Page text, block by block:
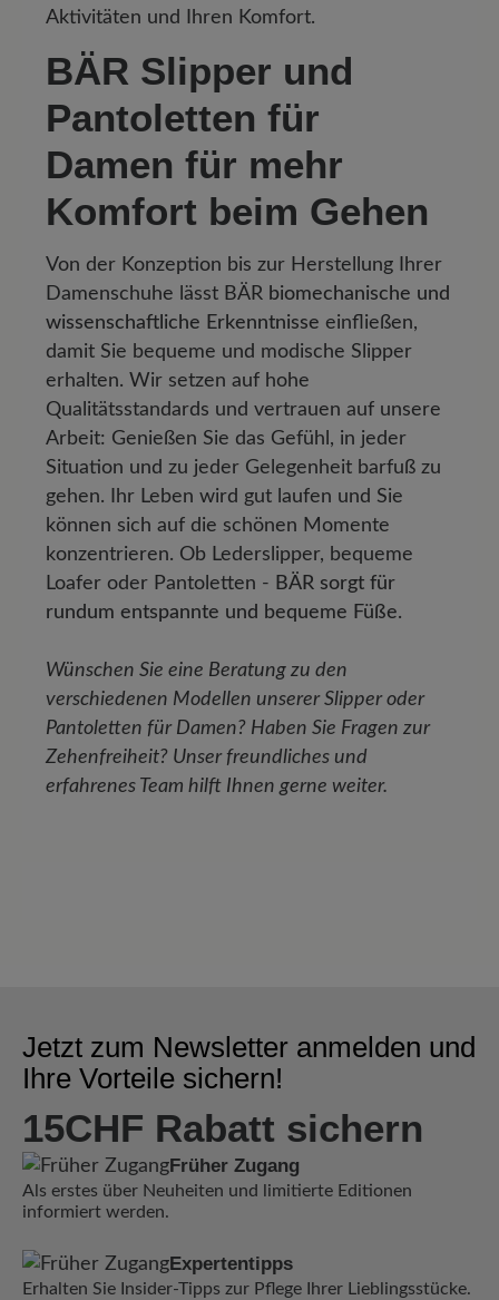
Aktivitäten und Ihren Komfort.
BÄR Slipper und
Pantoletten für
Damen für mehr
Komfort beim Gehen
Von der Konzeption bis zur Herstellung Ihrer
Damenschuhe lässt BÄR biomechanische und
wissenschaftliche Erkenntnisse einfließen,
damit Sie bequeme und modische Slipper
erhalten. Wir setzen auf hohe
Qualitätsstandards und vertrauen auf unsere
Arbeit: Genießen Sie das Gefühl, in jeder
Situation und zu jeder Gelegenheit barfuß zu
gehen. Ihr Leben wird gut laufen und Sie
können sich auf die schönen Momente
konzentrieren. Ob Lederslipper, bequeme
Loafer oder Pantoletten - BÄR sorgt für
rundum entspannte und bequeme Füße.
Wünschen Sie eine Beratung zu den
verschiedenen Modellen unserer Slipper oder
Pantoletten für Damen? Haben Sie Fragen zur
Zehenfreiheit? Unser freundliches und
erfahrenes Team hilft Ihnen gerne weiter.
Jetzt zum Newsletter anmelden und
Ihre Vorteile sichern!
15CHF Rabatt sichern
Früher Zugang
Als erstes über Neuheiten und limitierte Editionen
informiert werden.
Expertentipps
Erhalten Sie Insider-Tipps zur Pflege Ihrer Lieblingsstücke.